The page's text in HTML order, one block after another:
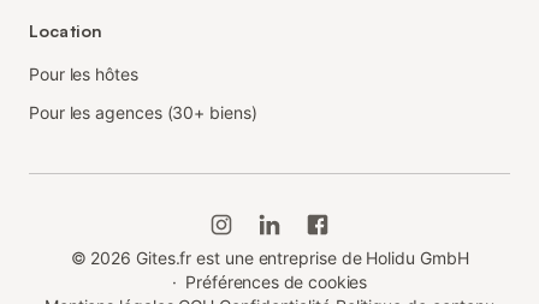
Location
Pour les hôtes
Pour les agences (30+ biens)
© 2026 Gites.fr est une entreprise de Holidu GmbH
· Préférences de cookies